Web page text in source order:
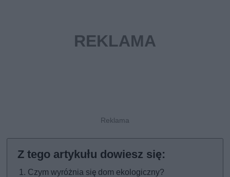
Czym wyróżnia się dom ekologiczny?